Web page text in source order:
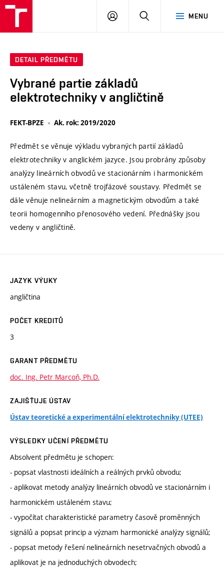
MENU
PŘIHLÁSIT
DETAIL PŘEDMĚTU
Vybrané partie základů
elektrotechniky v angličtině
FEKT-BPZE Ak. rok: 2019/2020
Předmět se věnuje výkladu vybraných partií základů
elektrotechniky v anglickém jazyce. Jsou probrány způsoby
analýzy lineárních obvodů ve stacionárním i harmonickém
ustáleném stavu, včetně trojfázové soustavy. Předmět se
dále věnuje nelineárním a magnetickým obvodům a také
teorii homogenního přenosového vedení. Přednášky jsou
vedeny v angličtině.
JAZYK VÝUKY
angličtina
POČET KREDITŮ
3
GARANT PŘEDMĚTU
doc. Ing. Petr Marcoň, Ph.D.
ZAJIŠŤUJE ÚSTAV
Ústav teoretické a experimentální elektrotechniky (UTEE)
VÝSLEDKY UČENÍ PŘEDMĚTU
Absolvent předmětu je schopen:
- popsat vlastnosti ideálních a reálných prvků obvodu;
- aplikovat metody analýzy lineárních obvodů ve stacionárním i
harmonickém ustáleném stavu;
- vypočítat charakteristické parametry časově proměnných
signálů a popsat princip a význam harmonické analýzy signálů;
- popsat metody řešení nelineárních nesetrvačných obvodů a
aplikovat je na jednoduchých obvodech;